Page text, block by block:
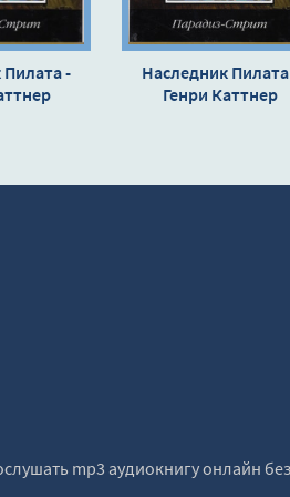
-
Наследник
Генри Каттнер
mp3 аудиокнигу онлайн без